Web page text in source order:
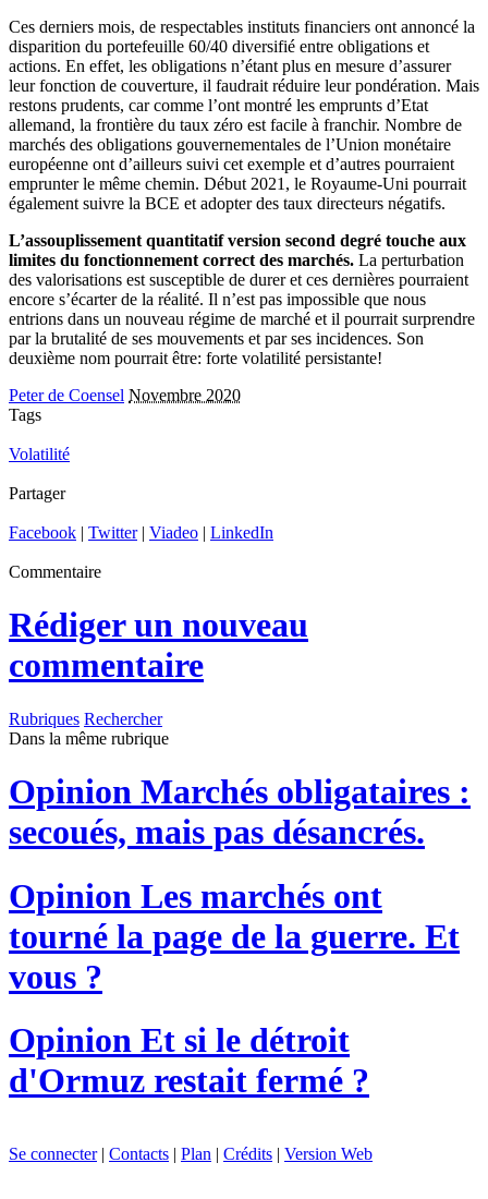
Ces derniers mois, de respectables instituts financiers ont annoncé la
disparition du portefeuille 60/40 diversifié entre obligations et
actions. En effet, les obligations n’étant plus en mesure d’assurer
leur fonction de couverture, il faudrait réduire leur pondération. Mais
restons prudents, car comme l’ont montré les emprunts d’Etat
allemand, la frontière du taux zéro est facile à franchir. Nombre de
marchés des obligations gouvernementales de l’Union monétaire
européenne ont d’ailleurs suivi cet exemple et d’autres pourraient
emprunter le même chemin. Début 2021, le Royaume-Uni pourrait
également suivre la BCE et adopter des taux directeurs négatifs.
L’assouplissement quantitatif version second degré touche aux
limites du fonctionnement correct des marchés. La perturbation
des valorisations est susceptible de durer et ces dernières pourraient
encore s’écarter de la réalité. Il n’est pas impossible que nous
entrions dans un nouveau régime de marché et il pourrait surprendre
par la brutalité de ses mouvements et par ses incidences. Son
deuxième nom pourrait être: forte volatilité persistante!
Peter de Coensel Novembre 2020
Tags
Volatilité
Partager
Facebook | Twitter| Viadeo | LinkedIn
Commentaire
Rédiger un nouveau
commentaire
Rubriques Rechercher
Dans la même rubrique
Opinion Marchés obligataires :
secoués, mais pas désancrés.
Opinion Les marchés ont
tourné la page de la guerre. Et
vous ?
Opinion Et si le détroit
d'Ormuz restait fermé ?
Se connecter| Contacts | Plan | Crédits | Version Web